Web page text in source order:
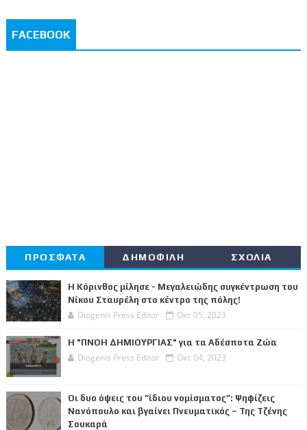
FACEBOOK
ΠΡΟΣΦΑΤΑ ΔΗΜΟΦΙΛΗ ΣΧΟΛΙΑ
Η Κόρινθος μίλησε - Μεγαλειώδης συγκέντρωση του
Νίκου Σταυρέλη στο κέντρο της πόλης!
Diogenis Press Editor Οκτ 05, 2023
Η "ΠΝΟΗ ΔΗΜΙΟΥΡΓΙΑΣ" για τα Αδέσποτα Ζώα
Diogenis Press Editor Οκτ 04, 2023
Οι δυο όψεις του “ίδιου νομίσματος”: Ψηφίζεις
Νανόπουλο και βγαίνει Πνευματικός – Της Τζένης
Σουκαρά